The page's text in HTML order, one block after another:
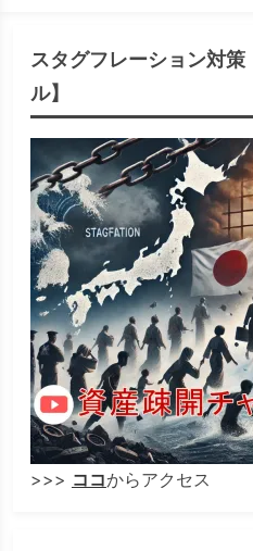
スタグフレーション対
ル】
>>> ココからアクセス